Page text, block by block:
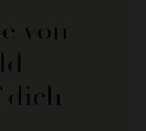
von
dich